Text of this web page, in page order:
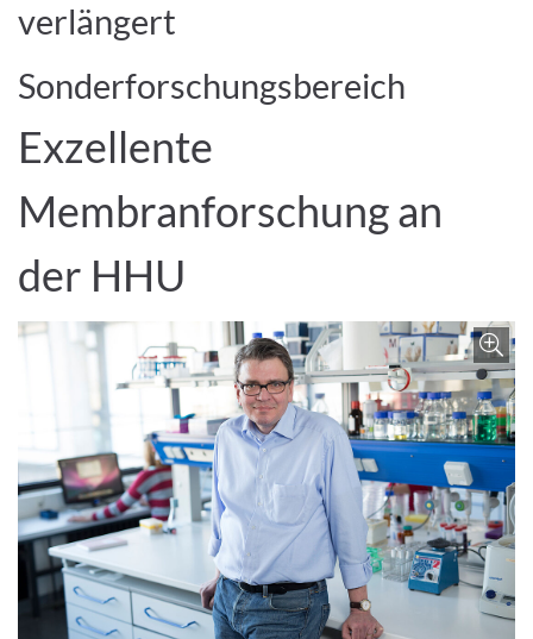
verlängert
Sonderforschungsbereich
Exzellente
Membranforschung an
der HHU